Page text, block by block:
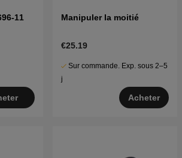
11 Manipuler la moitié
€25.19
Sur commande. Exp. sous 2–5
j
Acheter